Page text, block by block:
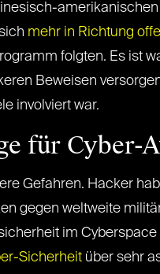
mehr in Richtung
folgten. Es ist
Beweisen
involviert war.
für Cyber-
Gefahren. Hacker
gegen weltweite
im
Sicherheitüber sehr